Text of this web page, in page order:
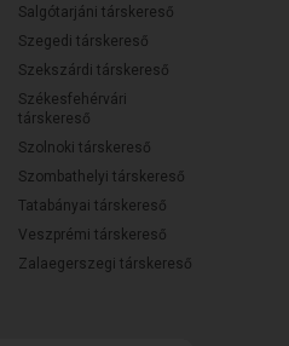
Salgótarjáni társkereső
Szegedi társkereső
Szekszárdi társkereső
Székesfehérvári
társkereső
Szolnoki társkereső
Szombathelyi társkereső
Tatabányai társkereső
Veszprémi társkereső
Zalaegerszegi társkereső